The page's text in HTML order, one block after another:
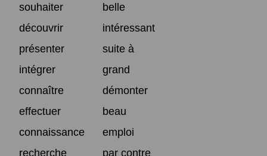
souhaiter
belle
découvrir
intéressant
présenter
suite à
intégrer
grand
connaître
démonter
effectuer
beau
connaissance
emploi
recherche
par contre